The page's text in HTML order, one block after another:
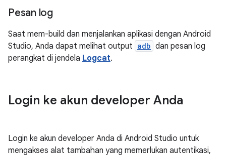
Pesan log
Saat mem-build dan menjalankan aplikasi dengan Android
Studio, Anda dapat melihat output adb dan pesan log
perangkat di jendela Logcat.
Login ke akun developer Anda
Login ke akun developer Anda di Android Studio untuk
mengakses alat tambahan yang memerlukan autentikasi,